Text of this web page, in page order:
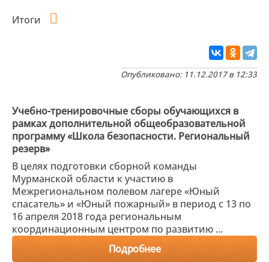
Итоги
Опубликовано: 11.12.2017 в 12:33
Учебно-тренировочные сборы обучающихся в
рамках дополнительной общеобразовательной
программу «Школа безопасности. Региональный
резерв»
В целях подготовки сборной команды
Мурманской области к участию в
Межрегиональном полевом лагере «Юный
спасатель» и «Юный пожарный» в период с 13 по
16 апреля 2018 года региональным
координационным центром по развитию ...
Подробнее